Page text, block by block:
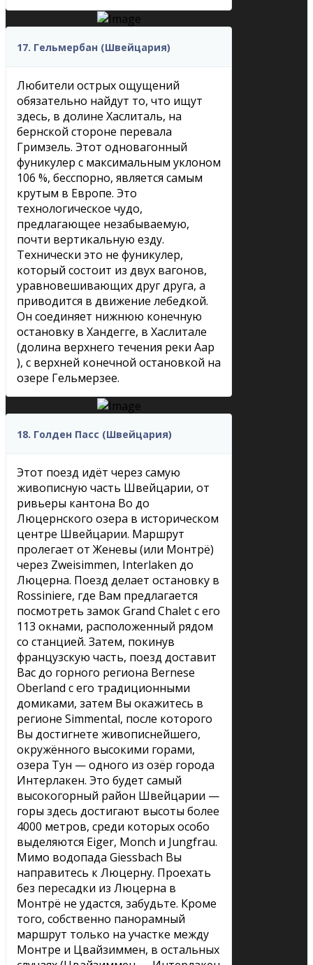
17. Гельмербан (Швейцария)
Любители острых ощущений
обязательно найдут то, что ищут
здесь, в долине Хаслиталь, на
бернской стороне перевала
Гримзель. Этот одновагонный
фуникулер с максимальным уклоном
106 %, бесспорно, является самым
крутым в Европе. Это
технологическое чудо,
предлагающее незабываемую,
почти вертикальную езду.
Технически это не фуникулер,
который состоит из двух вагонов,
уравновешивающих друг друга, а
приводится в движение лебедкой.
Он соединяет нижнюю конечную
остановку в Хандегге, в Хаслитале
(долина верхнего течения реки Аар
), с верхней конечной остановкой на
озере Гельмерзее.
18. Голден Пасс (Швейцария)
Этот поезд идёт через самую
живописную часть Швейцарии, от
ривьеры кантона Во до
Люцернского озера в историческом
центре Швейцарии. Маршрут
пролегает от Женевы (или Монтрё)
через Zweisimmen, Interlaken до
Люцерна. Поезд делает остановку в
Rossiniere, где Вам предлагается
посмотреть замок Grand Chalet с его
113 окнами, расположенный рядом
со станцией. Затем, покинув
французскую часть, поезд доставит
Вас до горного региона Bernese
Oberland с его традиционными
домиками, затем Вы окажитесь в
регионе Simmental, после которого
Вы достигнете живописнейшего,
окружённого высокими горами,
озера Тун — одного из озёр города
Интерлакен. Это будет самый
высокогорный район Швейцарии —
горы здесь достигают высоты более
4000 метров, среди которых особо
выделяются Eiger, Monch и Jungfrau.
Мимо водопада Giessbach Вы
направитесь к Люцерну. Проехать
без пересадки из Люцерна в
Монтрё не удастся, забудьте. Кроме
того, собственно панорамный
маршрут только на участке между
Монтре и Цвайзиммен, в остальных